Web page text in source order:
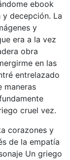
ebook
decepción. La
y
era a la vez
obra
en las
entrelazado
maneras
cruel vez.
corazones y
de la empatía
Un griego